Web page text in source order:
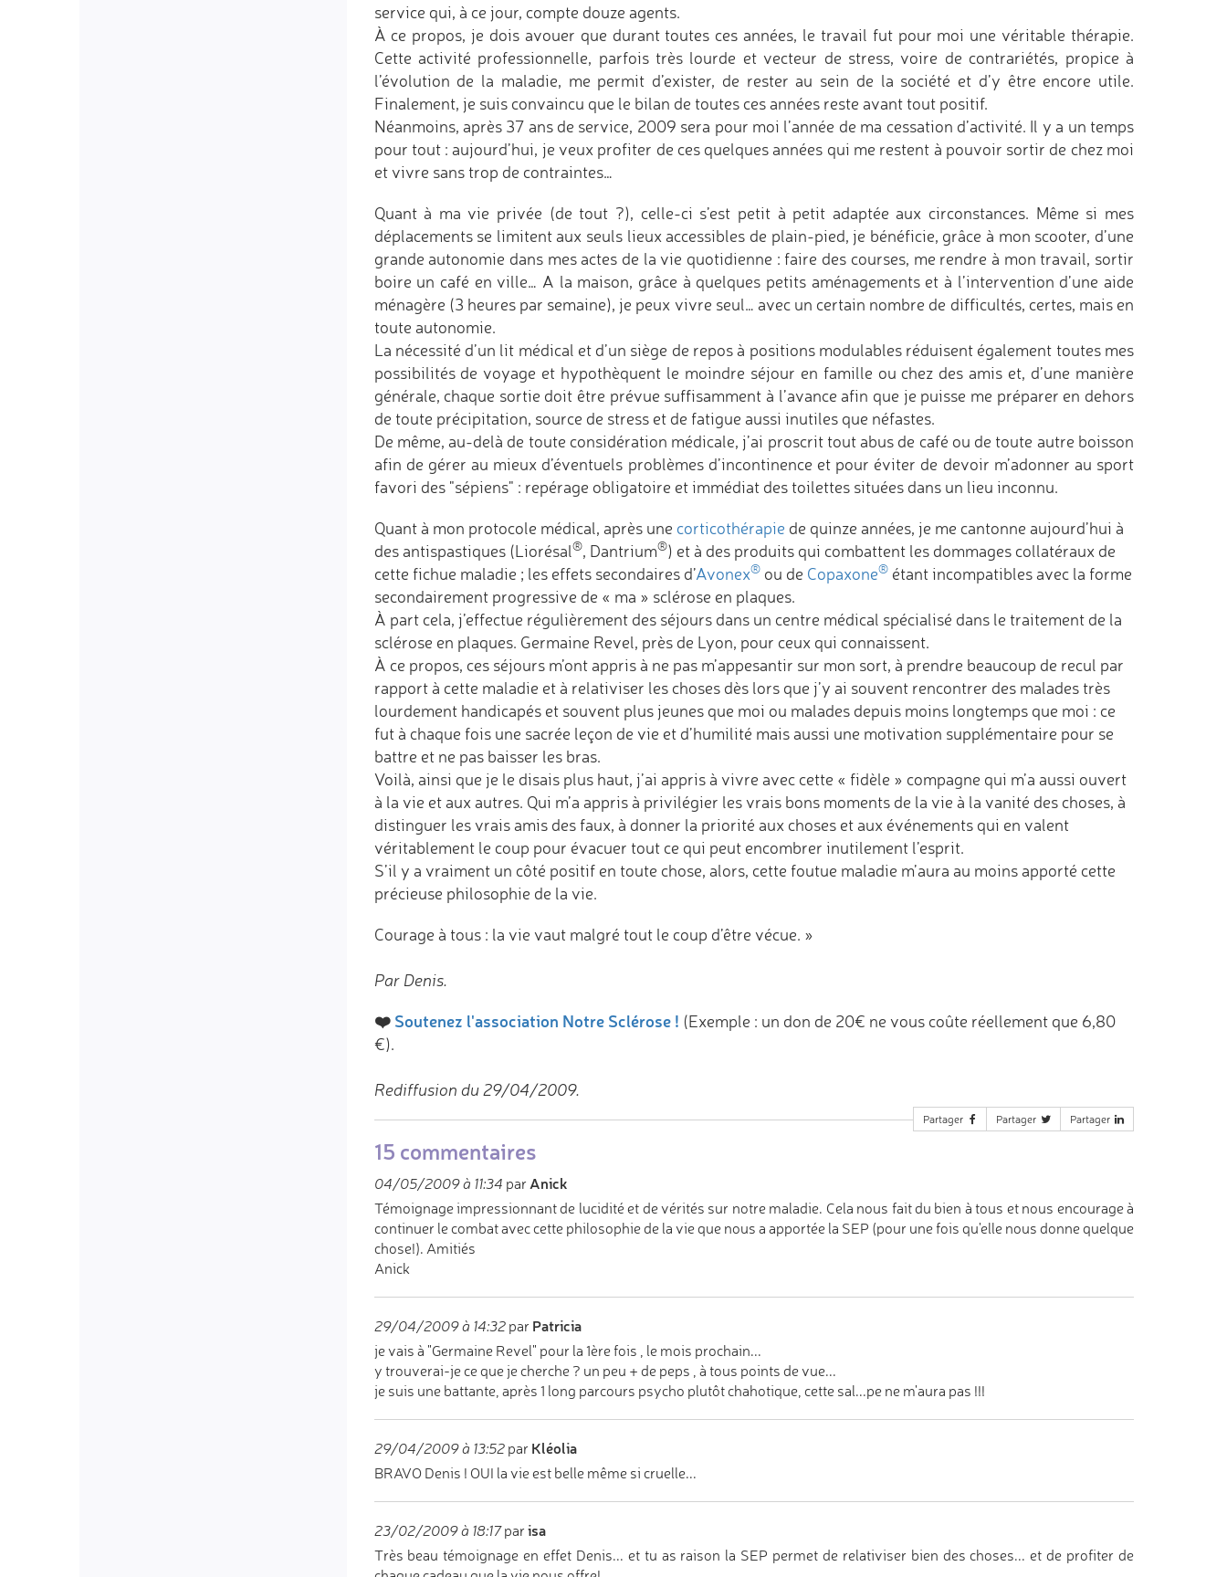
service qui, à ce jour, compte douze agents.
À ce propos, je dois avouer que durant toutes ces années, le travail fut pour moi une véritable thérapie.
Cette activité professionnelle, parfois très lourde et vecteur de stress, voire de contrariétés, propice à
l’évolution de la maladie, me permit d’exister, de rester au sein de la société et d’y être encore utile.
Finalement, je suis convaincu que le bilan de toutes ces années reste avant tout positif.
Néanmoins, après 37 ans de service, 2009 sera pour moi l’année de ma cessation d’activité. Il y a un temps
pour tout : aujourd’hui, je veux profiter de ces quelques années qui me restent à pouvoir sortir de chez moi
et vivre sans trop de contraintes…
Quant à ma vie privée (de tout ?), celle-ci s’est petit à petit adaptée aux circonstances. Même si mes
déplacements se limitent aux seuls lieux accessibles de plain-pied, je bénéficie, grâce à mon scooter, d’une
grande autonomie dans mes actes de la vie quotidienne : faire des courses, me rendre à mon travail, sortir
boire un café en ville… A la maison, grâce à quelques petits aménagements et à l’intervention d’une aide
ménagère (3 heures par semaine), je peux vivre seul… avec un certain nombre de difficultés, certes, mais en
toute autonomie.
La nécessité d’un lit médical et d’un siège de repos à positions modulables réduisent également toutes mes
possibilités de voyage et hypothèquent le moindre séjour en famille ou chez des amis et, d’une manière
générale, chaque sortie doit être prévue suffisamment à l’avance afin que je puisse me préparer en dehors
de toute précipitation, source de stress et de fatigue aussi inutiles que néfastes.
De même, au-delà de toute considération médicale, j’ai proscrit tout abus de café ou de toute autre boisson
afin de gérer au mieux d’éventuels problèmes d’incontinence et pour éviter de devoir m’adonner au sport
favori des "sépiens" : repérage obligatoire et immédiat des toilettes situées dans un lieu inconnu.
Quant à mon protocole médical, après une corticothérapie de quinze années, je me cantonne aujourd’hui à
des antispastiques (Liorésal®, Dantrium®) et à des produits qui combattent les dommages collatéraux de
cette fichue maladie ; les effets secondaires d’Avonex®ou de Copaxone®étant incompatibles avec la forme
secondairement progressive de « ma » sclérose en plaques.
À part cela, j’effectue régulièrement des séjours dans un centre médical spécialisé dans le traitement de la
sclérose en plaques. Germaine Revel, près de Lyon, pour ceux qui connaissent.
À ce propos, ces séjours m’ont appris à ne pas m’appesantir sur mon sort, à prendre beaucoup de recul par
rapport à cette maladie et à relativiser les choses dès lors que j’y ai souvent rencontrer des malades très
lourdement handicapés et souvent plus jeunes que moi ou malades depuis moins longtemps que moi : ce
fut à chaque fois une sacrée leçon de vie et d’humilité mais aussi une motivation supplémentaire pour se
battre et ne pas baisser les bras.
Voilà, ainsi que je le disais plus haut, j’ai appris à vivre avec cette « fidèle » compagne qui m’a aussi ouvert
à la vie et aux autres. Qui m’a appris à privilégier les vrais bons moments de la vie à la vanité des choses, à
distinguer les vrais amis des faux, à donner la priorité aux choses et aux événements qui en valent
véritablement le coup pour évacuer tout ce qui peut encombrer inutilement l’esprit.
S’il y a vraiment un côté positif en toute chose, alors, cette foutue maladie m’aura au moins apporté cette
précieuse philosophie de la vie.
Courage à tous : la vie vaut malgré tout le coup d’être vécue. »
Par Denis.
❤️ Soutenez l'association Notre Sclérose ! (Exemple : un don de 20€ ne vous coûte réellement que 6,80
€).
Rediffusion du 29/04/2009.
Partager Partager Partager
15 commentaires
04/05/2009 à 11:34 par Anick
Témoignage impressionnant de lucidité et de vérités sur notre maladie. Cela nous fait du bien à tous et nous encourage à
continuer le combat avec cette philosophie de la vie que nous a apportée la SEP (pour une fois qu'elle nous donne quelque
chose!). Amitiés
Anick
29/04/2009 à 14:32par Patricia
je vais à "Germaine Revel" pour la 1ère fois , le mois prochain...
y trouverai-je ce que je cherche ? un peu + de peps , à tous points de vue...
je suis une battante, après 1 long parcours psycho plutôt chahotique, cette sal...pe ne m'aura pas !!!
29/04/2009 à 13:52par Kléolia
BRAVO Denis ! OUI la vie est belle même si cruelle...
23/02/2009 à 18:17par isa
Très beau témoignage en effet Denis... et tu as raison la SEP permet de relativiser bien des choses... et de profiter de